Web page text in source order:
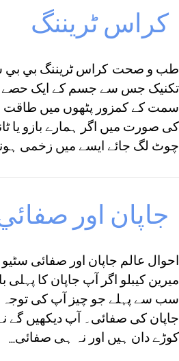
كراس ٹريننگ
طب و صحت كراس ٹريننگ بي بي
تکنیک جس سے جسم کے ایک حصے
سمت کے کمزور پٹھوں میں طاقت
کی صورت میں اگر ہمارے بازو یا
چوٹ لگ جائے ایسے میں زخمی
جاپان اور
احوال عالم جاپان اور صفائی سٹیو
میرین کیبلو اگر آپ جاپان کا پہلی
سب سے پہلے جو چیز آپ کی
جاپان کی صفائی۔ آپ دیکھیں گے
کوڑے دان ہیں اور نہ ہی صفائی...